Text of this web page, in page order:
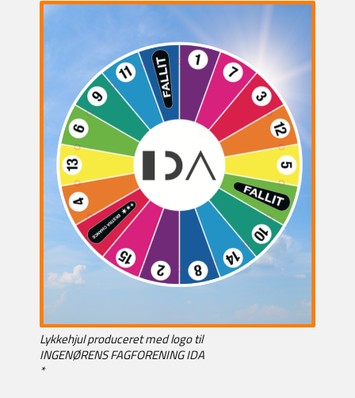
Lykkehjul produceret med logo til
INGENØRENS FAGFORENING IDA
*